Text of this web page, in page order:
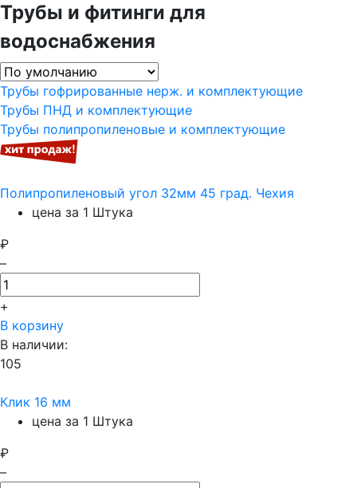
Трубы и фитинги для
водоснабжения
Трубы гофрированные нерж. и комплектующие
Трубы ПНД и комплектующие
Трубы полипропиленовые и комплектующие
Полипропиленовый угол 32мм 45 град. Чехия
цена за 1 Штука
₽
–
+
В корзину
В наличии:
105
Клик 16 мм
цена за 1 Штука
₽
–